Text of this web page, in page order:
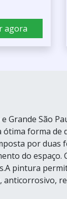
agora
Grande São
forma de
por duas
do espaço.
pintura